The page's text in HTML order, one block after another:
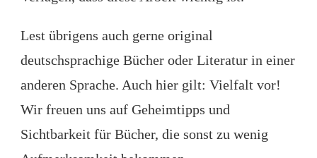
Lest übrigens auch gerne original
deutschsprachige Bücher oder Literatur in einer
anderen Sprache. Auch hier gilt: Vielfalt vor!
Wir freuen uns auf Geheimtipps und
Sichtbarkeit für Bücher, die sonst zu wenig